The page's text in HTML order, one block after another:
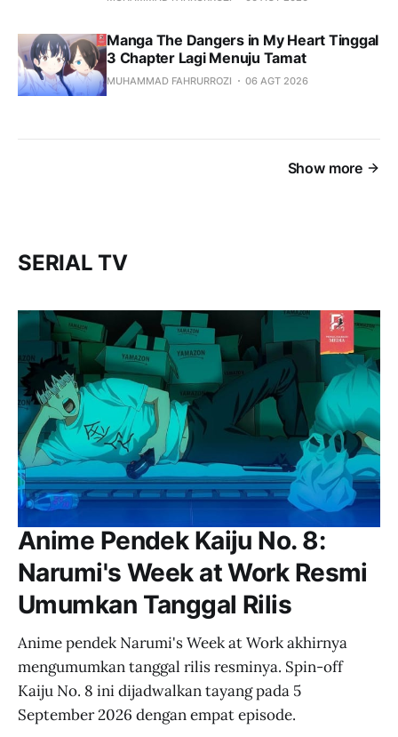
Manga The Dangers in My Heart Tinggal
3 Chapter Lagi Menuju Tamat
MUHAMMAD FAHRURROZI 06 AGT 2026
Show more
SERIAL TV
Anime Pendek Kaiju No. 8:
Narumi's Week at Work Resmi
Umumkan Tanggal Rilis
Anime pendek Narumi's Week at Work akhirnya
mengumumkan tanggal rilis resminya. Spin-off
Kaiju No. 8 ini dijadwalkan tayang pada 5
September 2026 dengan empat episode.